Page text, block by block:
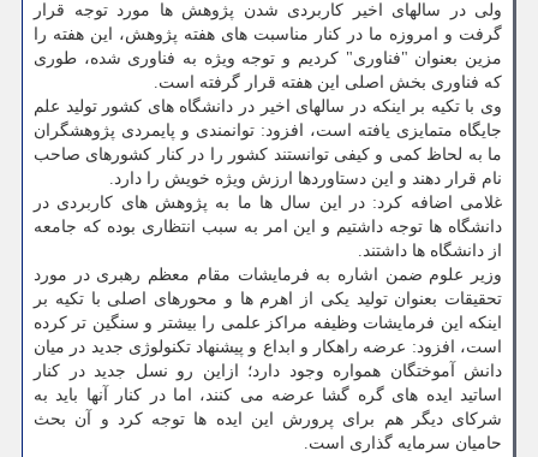
ولی در سالهای اخیر کاربردی شدن پژوهش ها مورد توجه قرار
گرفت و امروزه ما در کنار مناسبت های هفته پژوهش، این هفته را
مزین بعنوان "فناوری" کردیم و توجه ویژه به فناوری شده، طوری
که فناوری بخش اصلی این هفته قرار گرفته است.
وی با تکیه بر اینکه در سالهای اخیر در دانشگاه های کشور تولید علم
جایگاه متمایزی یافته است، افزود: توانمندی و پایمردی پژوهشگران
ما به لحاظ کمی و کیفی توانستند کشور را در کنار کشورهای صاحب
نام قرار دهند و این دستاوردها ارزش ویژه خویش را دارد.
غلامی اضافه کرد: در این سال ها ما به پژوهش های کاربردی در
دانشگاه ها توجه داشتیم و این امر به سبب انتظاری بوده که جامعه
از دانشگاه ها داشتند.
وزیر علوم ضمن اشاره به فرمایشات مقام معظم رهبری در مورد
تحقیقات بعنوان تولید یکی از اهرم ها و محورهای اصلی با تکیه بر
اینکه این فرمایشات وظیفه مراکز علمی را بیشتر و سنگین تر کرده
است، افزود: عرضه راهکار و ابداع و پیشنهاد تکنولوژی جدید در میان
دانش آموختگان همواره وجود دارد؛ ازاین رو نسل جدید در کنار
اساتید ایده های گره گشا عرضه می کنند، اما در کنار آنها باید به
شرکای دیگر هم برای پرورش این ایده ها توجه کرد و آن بحث
حامیان سرمایه گذاری است.